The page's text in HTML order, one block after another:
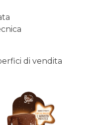
di vendita